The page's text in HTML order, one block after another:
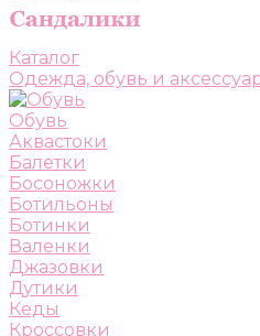
Каталог
Одежда, обувь и
Обувь
Аквастоки
Балетки
Босоножки
Ботильоны
Ботинки
Валенки
Джазовки
Дутики
Кеды
Кроссовки